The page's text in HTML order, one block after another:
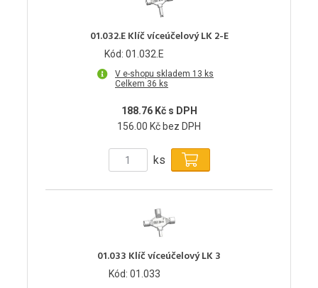
01.032.E Klíč víceúčelový LK 2-E
Kód: 01.032.E
V e-shopu skladem 13 ks
Celkem 36 ks
188.76 Kč s DPH
156.00 Kč bez DPH
ks
01.033 Klíč víceúčelový LK 3
Kód: 01.033